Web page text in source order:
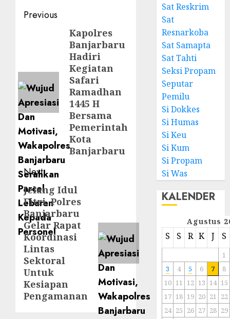
Previous
Kapolres
Banjarbaru
Hadiri
Kegiatan
Safari
Ramadhan
1445 H
Bersama
Pemerintah
Kota
Banjarbaru
Next
Jelang Idul
Fitri, Polres
Banjarbaru
Gelar Rapat
Koordinasi
Lintas
Sektoral
Untuk
Kesiapan
Pengamanan
Sat Reskrim
Sat
Resnarkoba
Sat Samapta
Sat Tahti
Seksi Propam
Seputar
Pemilu
Si Dokkes
Si Humas
Si Keu
Si Kum
Si Propam
Si Was
KALENDER
Agustus
S S R K J S
1
3
4 5 6 7
8
10 11 12 13 14 15
17 18 19 20 21 22
24 25 26 27 28 29